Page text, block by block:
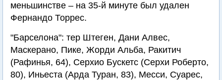
меньшинстве – на 35-й минуте был удален
Фернандо Торрес.
"Барселона": тер Штеген, Дани Алвес,
Маскерано, Пике, Жорди Альба, Ракитич
(Рафинья, 64), Серхио Бускетс (Серхи Роберто,
80), Иньеста (Арда Туран, 83), Месси, Суарес,